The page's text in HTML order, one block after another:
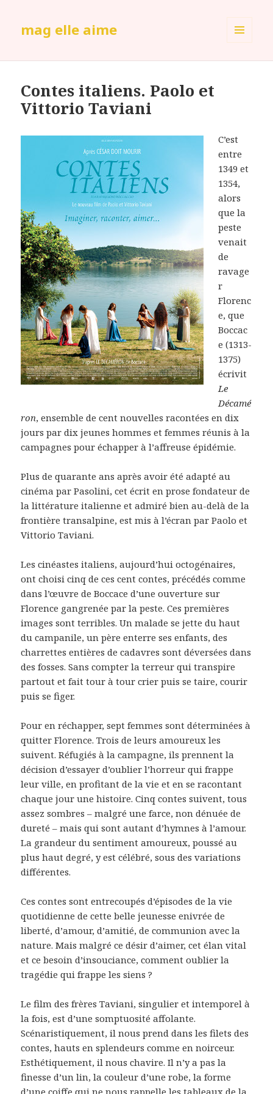
mag elle aime
Contes italiens. Paolo et
Vittorio Taviani
C’est
entre
1349 et
1354,
alors
que la
peste
venait
de
ravage
r
Florenc
e, que
Boccac
e (1313-
1375)
écrivit
Le
Décamé
ron, ensemble de cent nouvelles racontées en dix
jours par dix jeunes hommes et femmes réunis à la
campagnes pour échapper à l’affreuse épidémie.
Plus de quarante ans après avoir été adapté au
cinéma par Pasolini, cet écrit en prose fondateur de
la littérature italienne et admiré bien au-delà de la
frontière transalpine, est mis à l’écran par Paolo et
Vittorio Taviani.
Les cinéastes italiens, aujourd’hui octogénaires,
ont choisi cinq de ces cent contes, précédés comme
dans l’œuvre de Boccace d’une ouverture sur
Florence gangrenée par la peste. Ces premières
images sont terribles. Un malade se jette du haut
du campanile, un père enterre ses enfants, des
charrettes entières de cadavres sont déversées dans
des fosses. Sans compter la terreur qui transpire
partout et fait tour à tour crier puis se taire, courir
puis se figer.
Pour en réchapper, sept femmes sont déterminées à
quitter Florence. Trois de leurs amoureux les
suivent. Réfugiés à la campagne, ils prennent la
décision d’essayer d’oublier l’horreur qui frappe
leur ville, en profitant de la vie et en se racontant
chaque jour une histoire. Cinq contes suivent, tous
assez sombres – malgré une farce, non dénuée de
dureté – mais qui sont autant d’hymnes à l’amour.
La grandeur du sentiment amoureux, poussé au
plus haut degré, y est célébré, sous des variations
différentes.
Ces contes sont entrecoupés d’épisodes de la vie
quotidienne de cette belle jeunesse enivrée de
liberté, d’amour, d’amitié, de communion avec la
nature. Mais malgré ce désir d’aimer, cet élan vital
et ce besoin d’insouciance, comment oublier la
tragédie qui frappe les siens ?
Le film des frères Taviani, singulier et intemporel à
la fois, est d’une somptuosité affolante.
Scénaristiquement, il nous prend dans les filets des
contes, hauts en splendeurs comme en noirceur.
Esthétiquement, il nous chavire. Il n’y a pas la
finesse d’un lin, la couleur d’une robe, la forme